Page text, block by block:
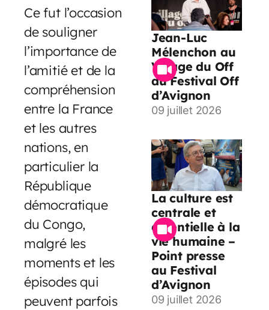
Ce fut l’occasion
de souligner
l’importance de
l’amitié et de la
compréhension
entre la France
et les autres
nations, en
particulier la
République
démocratique
du Congo,
malgré les
moments et les
épisodes qui
peuvent parfois
Jean-Luc
Mélenchon au
Village du Off
du Festival Off
d’Avignon
09 juillet 2026
La culture est
centrale et
essentielle à la
vie humaine –
Point presse
au Festival
d’Avignon
09 juillet 2026